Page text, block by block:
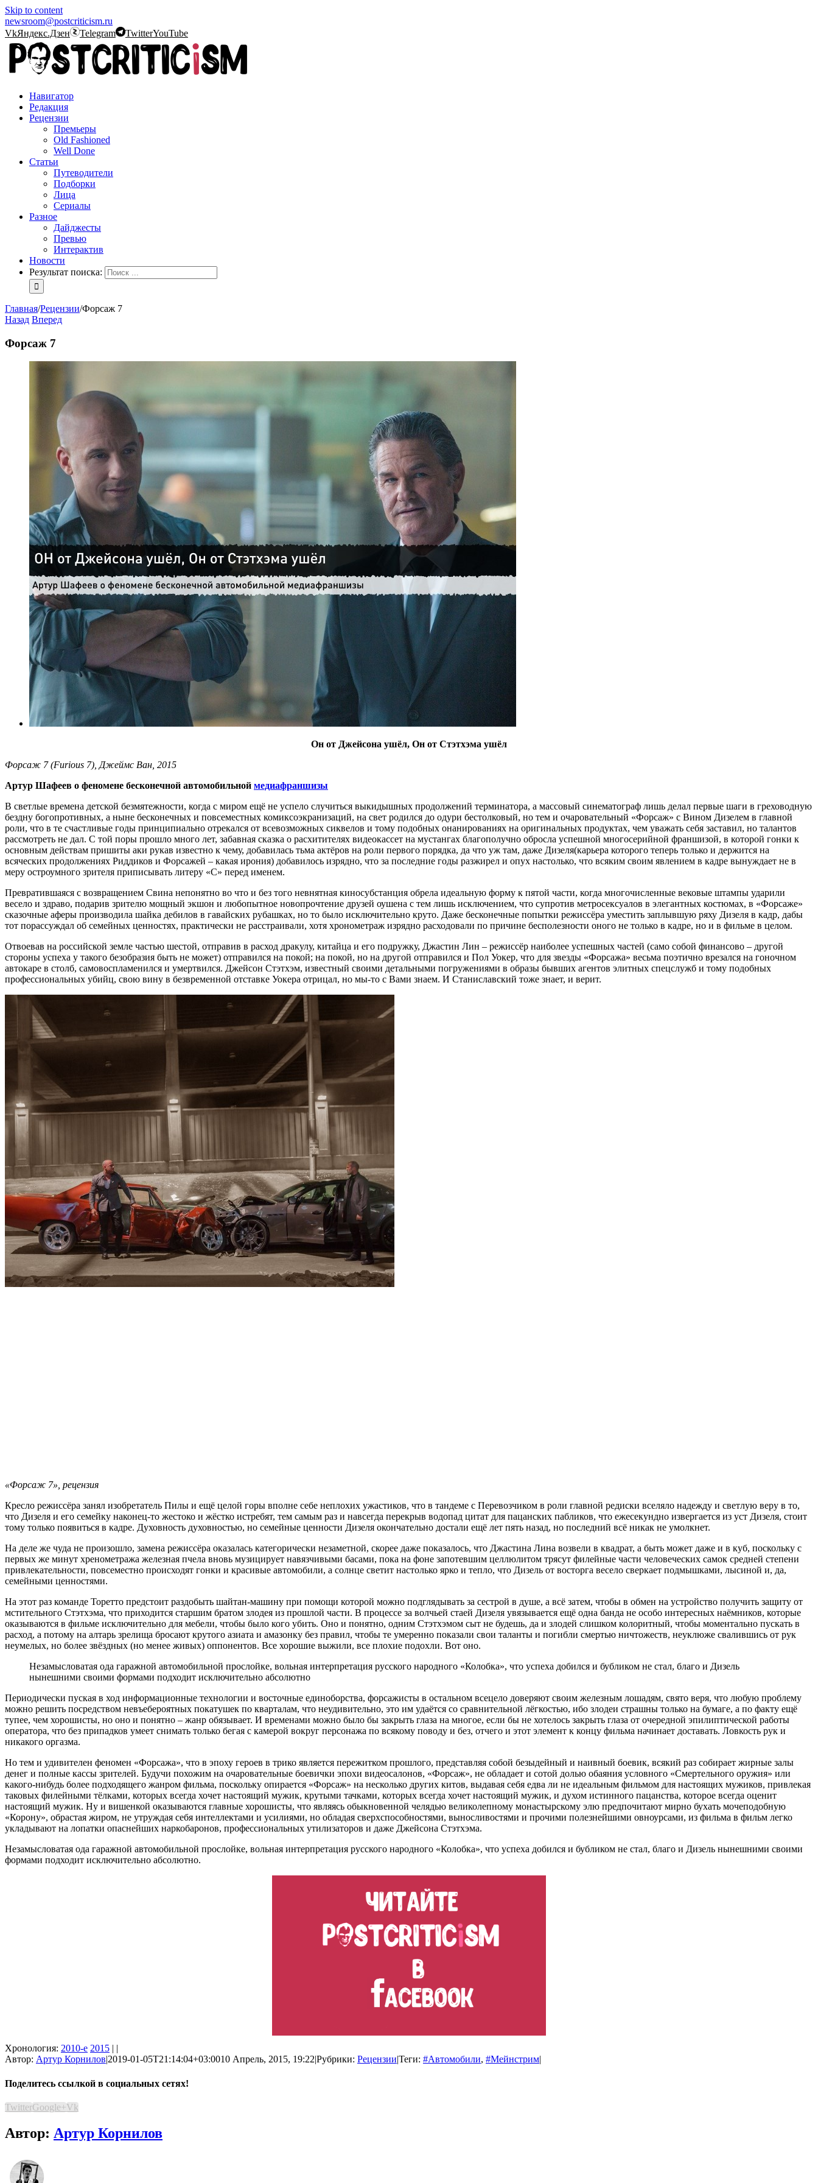
Skip to content
newsroom@postcriticism.ru
VkЯндекс.Дзен Telegram TwitterYouTube
Навигатор
Редакция
Рецензии
Премьеры
Old Fashioned
Well Done
Статьи
Путеводители
Подборки
Лица
Сериалы
Разное
Дайджесты
Превью
Интерактив
Новости
Результат поиска:
Главная/Рецензии/Форсаж 7
Назад Вперед
Форсаж 7
Он от Джейсона ушёл, Он от Стэтхэма ушёл
Форсаж 7 (Furious 7), Джеймс Ван, 2015
Артур Шафеев о феномене бесконечной автомобильной медиафраншизы
В светлые времена детской безмятежности, когда с миром ещё не успело случиться выкидышных продолжений терминатора, а массовый синематограф лишь делал первые шаги в греховодную
бездну богопротивных, а ныне бесконечных и повсеместных комиксоэкранизаций, на свет родился до одури бестолковый, но тем и очаровательный «Форсаж» с Вином Дизелем в главной
роли, что в те счастливые годы принципиально отрекался от всевозможных сиквелов и тому подобных онанированиях на оригинальных продуктах, чем уважать себя заставил, но талантов
рассмотреть не дал. С той поры прошло много лет, забавная сказка о расхитителях видеокассет на мустангах благополучно обросла успешной многосерийной франшизой, в которой гонки к
основным действам пришиты аки рукав известно к чему, добавилась тьма актёров на роли первого порядка, да что уж там, даже Дизеля(карьера которого теперь только и держится на
всяческих продолжениях Риддиков и Форсажей – какая ирония) добавилось изрядно, что за последние годы разжирел и опух настолько, что всяким своим явлением в кадре вынуждает не в
меру остроумного зрителя приписывать литеру «С» перед именем.
Превратившаяся с возвращением Свина непонятно во что и без того невнятная киносубстанция обрела идеальную форму к пятой части, когда многочисленные вековые штампы ударили
весело и здраво, подарив зрителю мощный экшон и любопытное новопрочтение друзей оушена с тем лишь исключением, что супротив метросексуалов в элегантных костюмах, в «Форсаже»
сказочные аферы производила шайка дебилов в гавайских рубашках, но то было исключительно круто. Даже бесконечные попытки режиссёра уместить заплывшую ряху Дизеля в кадр, дабы
тот порассуждал об семейных ценностях, практически не расстраивали, хотя хронометраж изрядно расходовали по причине бесполезности оного не только в кадре, но и в фильме в целом.
Отвоевав на российской земле частью шестой, отправив в расход дракулу, китайца и его подружку, Джастин Лин – режиссёр наиболее успешных частей (само собой финансово – другой
стороны успеха у такого безобразия быть не может) отправился на покой; на покой, но на другой отправился и Пол Уокер, что для звезды «Форсажа» весьма поэтично врезался на гоночном
автокаре в столб, самовоспламенился и умертвился. Джейсон Стэтхэм, известный своими детальными погружениями в образы бывших агентов элитных спецслужб и тому подобных
профессиональных убийц, свою вину в безвременной отставке Уокера отрицал, но мы-то с Вами знаем. И Станиславский тоже знает, и верит.
«Форсаж 7», рецензия
Кресло режиссёра занял изобретатель Пилы и ещё целой горы вполне себе неплохих ужастиков, что в тандеме с Перевозчиком в роли главной редиски вселяло надежду и светлую веру в то,
что Дизеля и его семейку наконец-то жестоко и жёстко истребят, тем самым раз и навсегда перекрыв водопад цитат для пацанских пабликов, что ежесекундно извергается из уст Дизеля, стоит
тому только появиться в кадре. Духовность духовностью, но семейные ценности Дизеля окончательно достали ещё лет пять назад, но последний всё никак не умолкнет.
На деле же чуда не произошло, замена режиссёра оказалась категорически незаметной, скорее даже показалось, что Джастина Лина возвели в квадрат, а быть может даже и в куб, поскольку с
первых же минут хренометража железная пчела вновь музицирует навязчивыми басами, пока на фоне запотевшим целлюлитом трясут филейные части человеческих самок средней степени
привлекательности, повсеместно происходят гонки и красивые автомобили, а солнце светит настолько ярко и тепло, что Дизель от восторга весело сверкает подмышками, лысиной и, да,
семейными ценностями.
На этот раз команде Торетто предстоит раздобыть шайтан-машину при помощи которой можно подглядывать за сестрой в душе, а всё затем, чтобы в обмен на устройство получить защиту от
мстительного Стэтхэма, что приходится старшим братом злодея из прошлой части. В процессе за волчьей стаей Дизеля увязывается ещё одна банда не особо интересных наёмников, которые
оказываются в фильме исключительно для мебели, чтобы было кого убить. Оно и понятно, одним Стэтхэмом сыт не будешь, да и злодей слишком колоритный, чтобы моментально пускать в
расход, а потому на алтарь зрелища бросают крутого азиата и амазонку без правил, чтобы те умеренно показали свои таланты и погибли смертью ничтожеств, неуклюже свалившись от рук
неумелых, но более звёздных (но менее живых) оппонентов. Все хорошие выжили, все плохие подохли. Вот оно.
Незамысловатая ода гаражной автомобильной прослойке, вольная интерпретация русского народного «Колобка», что успеха добился и бубликом не стал, благо и Дизель
нынешними своими формами подходит исключительно абсолютно
Периодически пуская в ход информационные технологии и восточные единоборства, форсажисты в остальном всецело доверяют своим железным лошадям, свято веря, что любую проблему
можно решить посредством невъебероятных покатушек по кварталам, что неудивительно, это им удаётся со сравнительной лёгкостью, ибо злодеи страшны только на бумаге, а по факту ещё
тупее, чем хорошисты, но оно и понятно – жанр обязывает. И временами можно было бы закрыть глаза на многое, если бы не хотелось закрыть глаза от очередной эпилиптической работы
оператора, что без припадков умеет снимать только бегая с камерой вокруг персонажа по всякому поводу и без, отчего и этот элемент к концу фильма начинает доставать. Ловкость рук и
никакого оргазма.
Но тем и удивителен феномен «Форсажа», что в эпоху героев в трико является пережитком прошлого, представляя собой безыдейный и наивный боевик, всякий раз собирает жирные залы
денег и полные кассы зрителей. Будучи похожим на очаровательные боевички эпохи видеосалонов, «Форсаж», не обладает и сотой долью обаяния условного «Смертельного оружия» или
какого-нибудь более подходящего жанром фильма, поскольку опирается «Форсаж» на несколько других китов, выдавая себя едва ли не идеальным фильмом для настоящих мужиков, привлекая
таковых филейными тёлками, которых всегда хочет настоящий мужик, крутыми тачками, которых всегда хочет настоящий мужик, и духом истинного пацанства, которое всегда оценит
настоящий мужик. Ну и вишенкой оказываются главные хорошисты, что являясь обыкновенной челядью великолепному монастырскому элю предпочитают мирно бухать мочеподобную
«Корону», обрастая жиром, не утруждая себя интеллектами и усилиями, но обладая сверхспособностями, выносливостями и прочими полезнейшими овноурсами, из фильма в фильм легко
укладывают на лопатки опаснейших наркобаронов, профессиональных утилизаторов и даже Джейсона Стэтхэма.
Незамысловатая ода гаражной автомобильной прослойке, вольная интерпретация русского народного «Колобка», что успеха добился и бубликом не стал, благо и Дизель нынешними своими
формами подходит исключительно абсолютно.
Хронология: 2010-е 2015 | |
Автор: Артур Корнилов|2019-01-05T21:14:04+03:0010 Апрель, 2015, 19:22|Рубрики: Рецензии|Теги: #Автомобили, #Мейнстрим|
Поделитесь ссылкой в социальных сетях!
TwitterGoogle+Vk
Автор: Артур Корнилов